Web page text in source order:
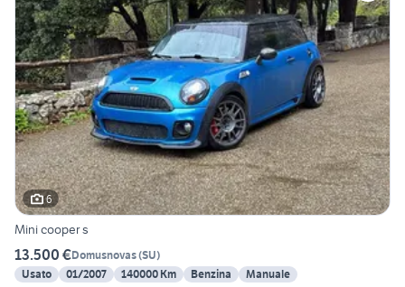
6
Mini cooper s
13.500 €Domusnovas(SU)
Usato
01/2007 140000 Km Benzina Manuale